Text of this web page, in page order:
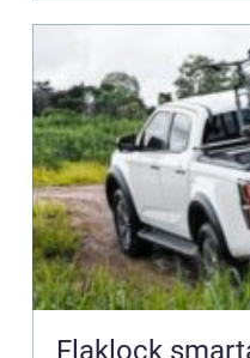
Flaklock smartare lastutrymme